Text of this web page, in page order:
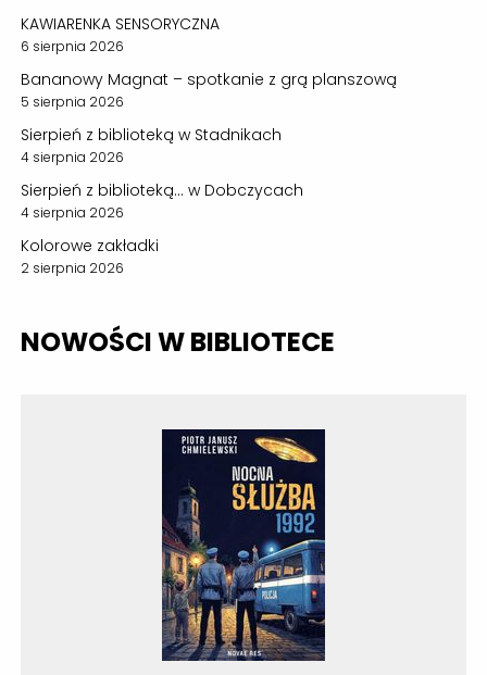
KAWIARENKA SENSORYCZNA
6 sierpnia 2026
Bananowy Magnat – spotkanie z grą planszową
5 sierpnia 2026
Sierpień z biblioteką w Stadnikach
4 sierpnia 2026
Sierpień z biblioteką… w Dobczycach
4 sierpnia 2026
Kolorowe zakładki
2 sierpnia 2026
NOWOŚCI W BIBLIOTECE